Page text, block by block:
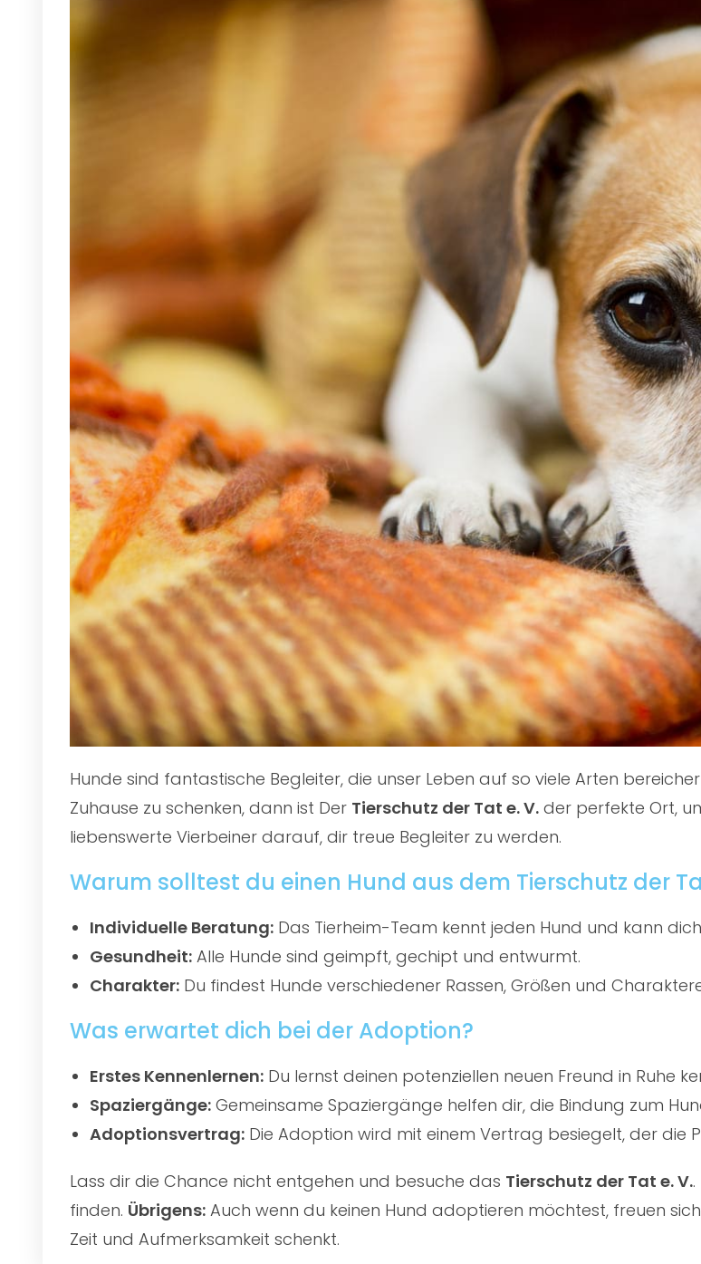
Hunde sind fantastische Begleiter, die unser Leben auf so viele Arten
Zuhause zu schenken, dann ist Der Tierschutz der Tat e. V. der perfekte Ort,
liebenswerte Vierbeiner darauf, dir treue Begleiter zu werden.
Warum solltest du einen Hund aus dem Tierschutz der
Individuelle Beratung: Das Tierheim-Team kennt jeden Hund und kann
Gesundheit: Alle Hunde sind geimpft, gechipt und entwurmt.
Charakter: Du findest Hunde verschiedener Rassen, Größen und
Was erwartet dich bei der Adoption?
Erstes Kennenlernen: Du lernst deinen potenziellen neuen Freund in Ruhe
Spaziergänge: Gemeinsame Spaziergänge helfen dir, die Bindung zum
Adoptionsvertrag: Die Adoption wird mit einem Vertrag besiegelt, der die
Lass dir die Chance nicht entgehen und besuche das Tierschutz der Tat e. V.
finden. Übrigens: Auch wenn du keinen Hund adoptieren möchtest, freuen
Zeit und Aufmerksamkeit schenkt.